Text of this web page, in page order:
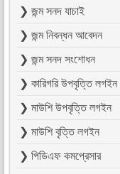
❯ জন্ম সনদ যাচাই
❯ জন্ম নিবন্ধন আবেদন
❯ জন্ম সনদ সংশোধন
❯ কারিগরি উপবৃত্তি লগইন
❯ মাউশি উপবৃত্তি লগইন
❯ মাউশি বৃত্তি লগইন
❯ পিডিএফ কমপ্রেসার